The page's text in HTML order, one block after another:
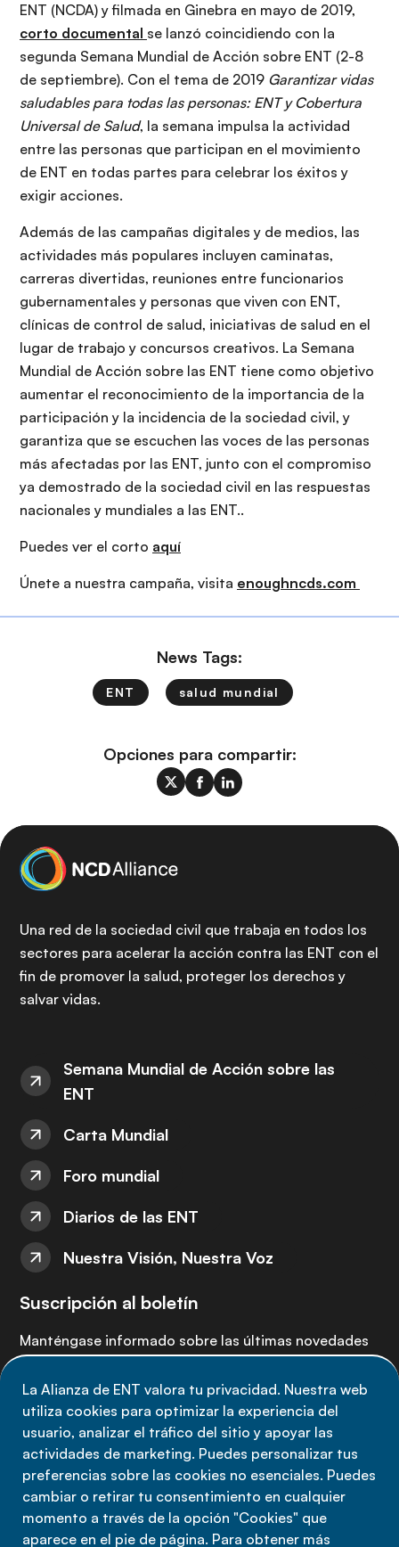
La Alianza de ENT valora tu privacidad. Nuestra web
utiliza cookies para optimizar la experiencia del
usuario, analizar el tráfico del sitio y apoyar las
actividades de marketing. Puedes personalizar tus
preferencias sobre las cookies no esenciales. Puedes
cambiar o retirar tu consentimiento en cualquier
momento a través de la opción "Cookies" que
aparece en el pie de página. Para obtener más
ENT (NCDA) y filmada en Ginebra en mayo de 2019,
corto documental se lanzó coincidiendo con la
segunda Semana Mundial de Acción sobre ENT (2-8
de septiembre). Con el tema de 2019 Garantizar vidas
saludables para todas las personas: ENT y Cobertura
Universal de Salud, la semana impulsa la actividad
entre las personas que participan en el movimiento
de ENT en todas partes para celebrar los éxitos y
exigir acciones.
Además de las campañas digitales y de medios, las
actividades más populares incluyen caminatas,
carreras divertidas, reuniones entre funcionarios
gubernamentales y personas que viven con ENT,
clínicas de control de salud, iniciativas de salud en el
lugar de trabajo y concursos creativos. La Semana
Mundial de Acción sobre las ENT tiene como objetivo
aumentar el reconocimiento de la importancia de la
participación y la incidencia de la sociedad civil, y
garantiza que se escuchen las voces de las personas
más afectadas por las ENT, junto con el compromiso
ya demostrado de la sociedad civil en las respuestas
nacionales y mundiales a las ENT..
Puedes ver el corto aquí
Únete a nuestra campaña, visita enoughncds.com
News Tags:
ENT salud mundial
Opciones para compartir:
Una red de la sociedad civil que trabaja en todos los
sectores para acelerar la acción contra las ENT con el
fin de promover la salud, proteger los derechos y
salvar vidas.
Semana Mundial de Acción sobre las
ENT
Carta Mundial
Foro mundial
Diarios de las ENT
Nuestra Visión, Nuestra Voz
Suscripción al boletín
Manténgase informado sobre las últimas novedades
Suscríbete ahora
Política de privacidad